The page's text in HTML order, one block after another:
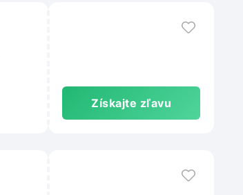
Získajte zľavu